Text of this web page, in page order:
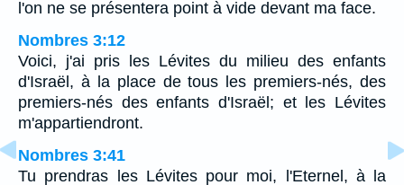
l'on ne se présentera point à vide devant ma face.
Nombres 3:12
Voici, j'ai pris les Lévites du milieu des enfants
d'Israël, à la place de tous les premiers-nés, des
premiers-nés des enfants d'Israël; et les Lévites
m'appartiendront.
Nombres 3:41
Tu prendras les Lévites pour moi, l'Eternel, à la